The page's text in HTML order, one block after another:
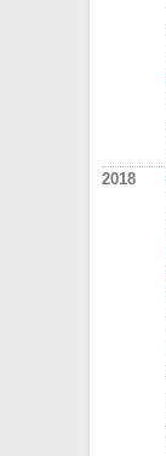
2018